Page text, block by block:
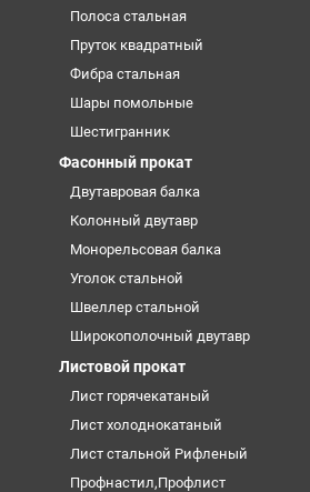
Полоса стальная
Пруток квадратный
Фибра стальная
Шары помольные
Шестигранник
Фасонный прокат
Двутавровая балка
Колонный двутавр
Монорельсовая балка
Уголок стальной
Швеллер стальной
Широкополочный двутавр
Листовой прокат
Лист горячекатаный
Лист холоднокатаный
Лист стальной Рифленый
Профнастил,Профлист